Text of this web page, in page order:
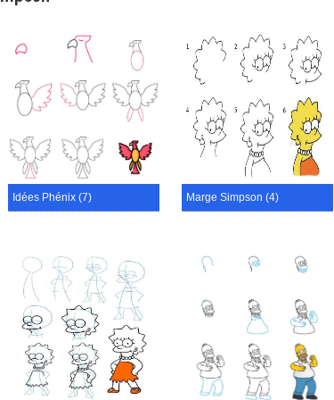
Idées Phénix (7) Marge Simpson (4)